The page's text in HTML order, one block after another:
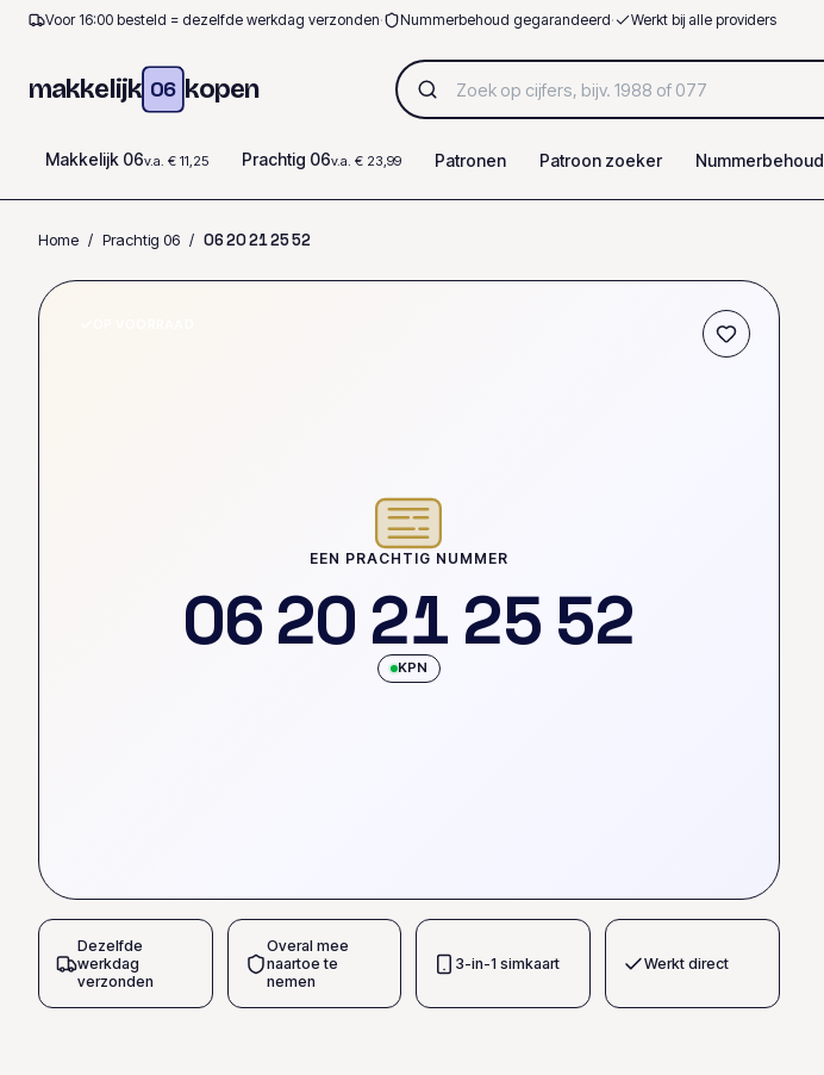
Voor 16:00 besteld = dezelfde werkdag verzonden· Nummerbehoud gegarandeerd· Werkt bij alle providers
makkelijk 06 kopen
Makkelijk 06v.a. € 11,25 Prachtig 06v.a. € 23,99 Patronen Patroon zoeker Nummerbehoud
Home / Prachtig 06 / 0620212552
EEN PRACHTIG NUMMER
0620 21 25 52
KPN
Dezelfde
werkdag
verzonden
Overal mee
naartoe te
nemen
3-in-1 simkaart Werkt direct